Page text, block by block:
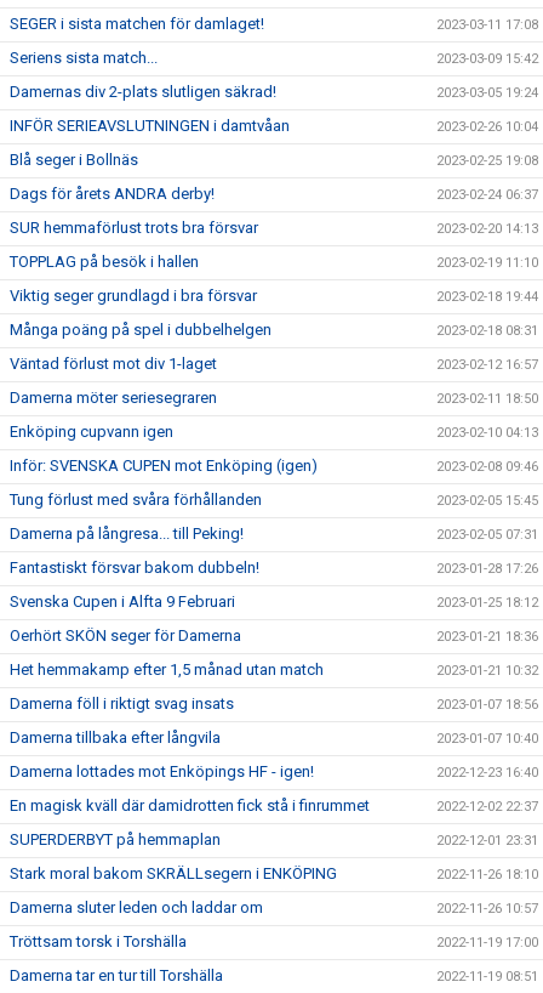
SEGER i sista matchen för damlaget! 2023-03-11 17:08
Seriens sista match... 2023-03-09 15:42
Damernas div 2-plats slutligen säkrad! 2023-03-05 19:24
INFÖR SERIEAVSLUTNINGEN i damtvåan 2023-02-26 10:04
Blå seger i Bollnäs 2023-02-25 19:08
Dags för årets ANDRA derby! 2023-02-24 06:37
SUR hemmaförlust trots bra försvar 2023-02-20 14:13
TOPPLAG på besök i hallen 2023-02-19 11:10
Viktig seger grundlagd i bra försvar 2023-02-18 19:44
Många poäng på spel i dubbelhelgen 2023-02-18 08:31
Väntad förlust mot div 1-laget 2023-02-12 16:57
Damerna möter seriesegraren 2023-02-11 18:50
Enköping cupvann igen 2023-02-10 04:13
Inför: SVENSKA CUPEN mot Enköping (igen) 2023-02-08 09:46
Tung förlust med svåra förhållanden 2023-02-05 15:45
Damerna på långresa... till Peking! 2023-02-05 07:31
Fantastiskt försvar bakom dubbeln! 2023-01-28 17:26
Svenska Cupen i Alfta 9 Februari 2023-01-25 18:12
Oerhört SKÖN seger för Damerna 2023-01-21 18:36
Het hemmakamp efter 1,5 månad utan match 2023-01-21 10:32
Damerna föll i riktigt svag insats 2023-01-07 18:56
Damerna tillbaka efter långvila 2023-01-07 10:40
Damerna lottades mot Enköpings HF - igen! 2022-12-23 16:40
En magisk kväll där damidrotten fick stå i finrummet 2022-12-02 22:37
SUPERDERBYT på hemmaplan 2022-12-01 23:31
Stark moral bakom SKRÄLLsegern i ENKÖPING 2022-11-26 18:10
Damerna sluter leden och laddar om 2022-11-26 10:57
Tröttsam torsk i Torshälla 2022-11-19 17:00
Damerna tar en tur till Torshälla 2022-11-19 08:51